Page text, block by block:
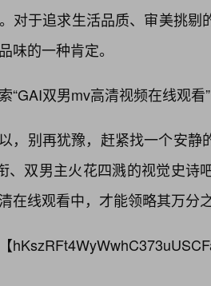
对于追求生活品质、审美挑
味的一种肯定。
“GAI双男mv高清视频在线观
，别再犹豫，赶紧找一个安
、双男主火花四溅的视觉史诗
在线观看中，才能领略其万分